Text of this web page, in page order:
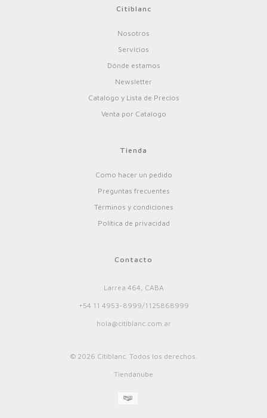
Citiblanc
Nosotros
Servicios
Dónde estamos
Newsletter
Catalogo y Lista de Precios
Venta por Catalogo
Tienda
Como hacer un pedido
Preguntas frecuentes
Términos y condiciones
Política de privacidad
Contacto
Larrea 464, CABA
+54 11 4953-8999/1125868999
hola@citiblanc.com.ar
© 2026 Citiblanc. Todos los derechos.
Tiendanube